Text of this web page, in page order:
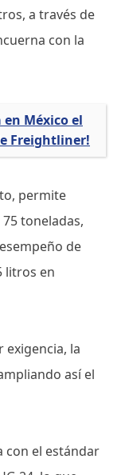
a través de
con la
en México el
Freightliner!
permite
toneladas,
de
litros en
exigencia, la
así el
con el estándar